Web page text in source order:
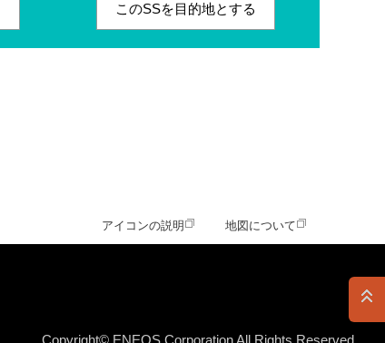
このSSを目的地とする
アイコンの説明 地図について
Copyright© ENEOS Corporation All Rights Reserved.